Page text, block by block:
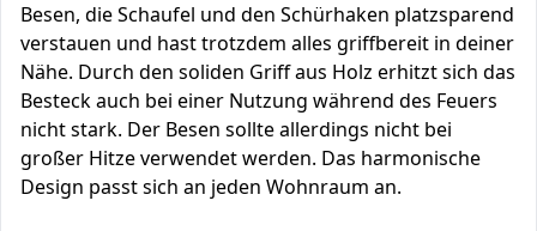
Besen, die Schaufel und den Schürhaken platzsparend
verstauen und hast trotzdem alles griffbereit in deiner
Nähe. Durch den soliden Griff aus Holz erhitzt sich das
Besteck auch bei einer Nutzung während des Feuers
nicht stark. Der Besen sollte allerdings nicht bei
großer Hitze verwendet werden. Das harmonische
Design passt sich an jeden Wohnraum an.